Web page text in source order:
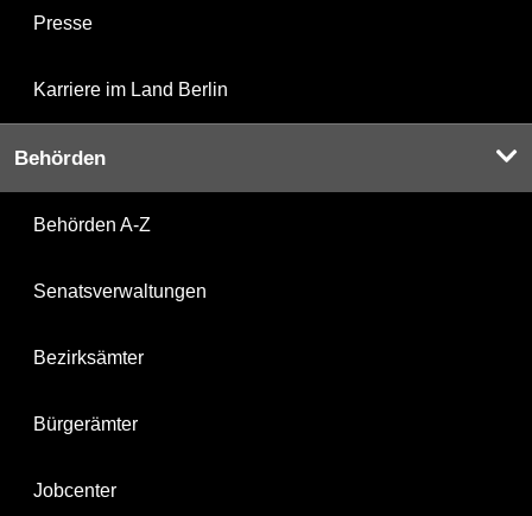
Presse
Karriere im Land Berlin
Behörden
Behörden A-Z
Senatsverwaltungen
Bezirksämter
Bürgerämter
Jobcenter